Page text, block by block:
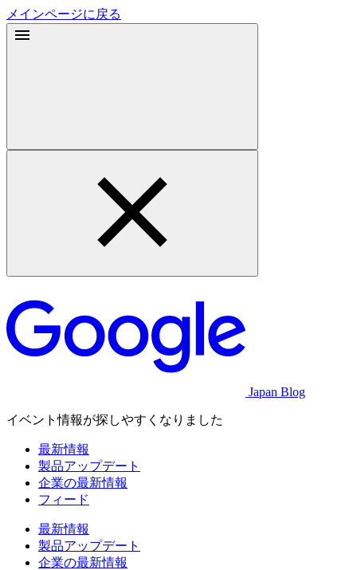
メインページに戻る
Japan Blog
イベント情報が探しやすくなりました
最新情報
製品アップデート
企業の最新情報
フィード
最新情報
製品アップデート
企業の最新情報